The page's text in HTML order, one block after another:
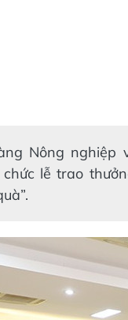
Nông
lễ trao